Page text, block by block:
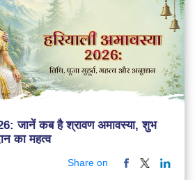
जानें कब है श्रावण अमावस्या, शुभ
का महत्व
Share on